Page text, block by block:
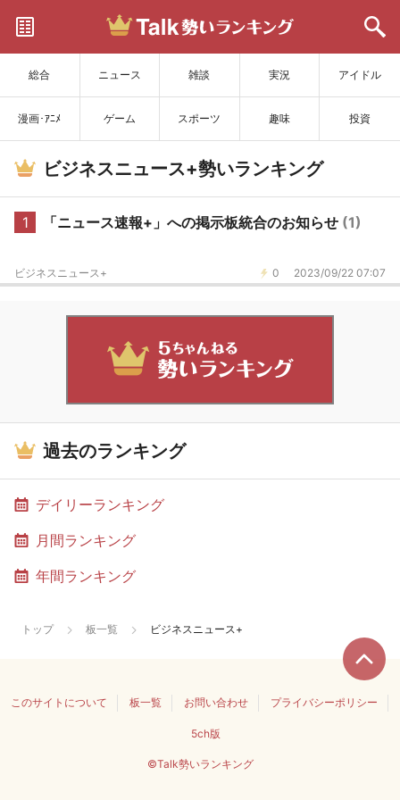
総合 ニュース 雑談 実況 アイドル
漫画･ｱﾆﾒ ゲーム スポーツ 趣味 投資
サイトを更新
ビジネスニュース+勢いランキング
1 「ニュース速報+」への掲示板統合のお知らせ (1)
0 2023/09/22 07:07
ビジネスニュース+
過去のランキング
デイリーランキング
月間ランキング
年間ランキング
トップ 板一覧 ビジネスニュース+
このサイトについて 板一覧 お問い合わせ プライバシーポリシー
5ch版
©Talk勢いランキング